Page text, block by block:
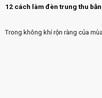
12 cách làm đèn trung thu
Trong không khí rộn ràng của